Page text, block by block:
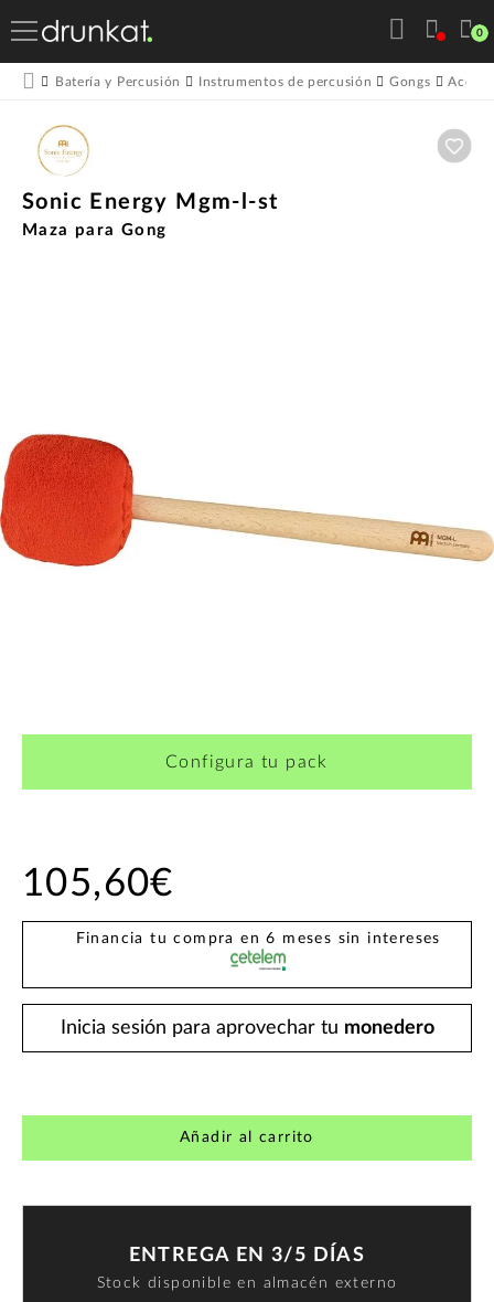
0
Batería y Percusión Instrumentos de percusión Gongs
Sonic Energy Mgm-l-st
Maza para Gong
Configura tu pack
105,60€
Financia tu compra en 6 meses sin intereses
Inicia sesión para aprovechar tu monedero
Añadir al carrito
ENTREGA EN 3/5 DÍAS
Stock disponible en almacén externo